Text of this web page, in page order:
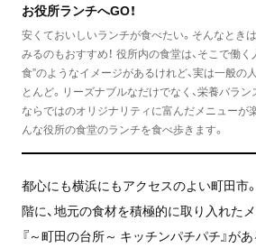
お役所ランチへGO！
安くておいしいランチが食べたい。そんなとき
みるのもおすすめ！ 役所内の食堂は、そこで働く
食”のようなイメージがあるけれど、実は一般の
とんど。リーズナブルなだけでなく、栄養バラ
ならではのオリジナリティに富んだメニューが
んな役所の食堂のランチを食べ歩きます。
都心にも横浜にもアクセスのよい町田市
階に、地元の食材を積極的に取り入れた
『～町田の台所～ キッチンパチパチ』が